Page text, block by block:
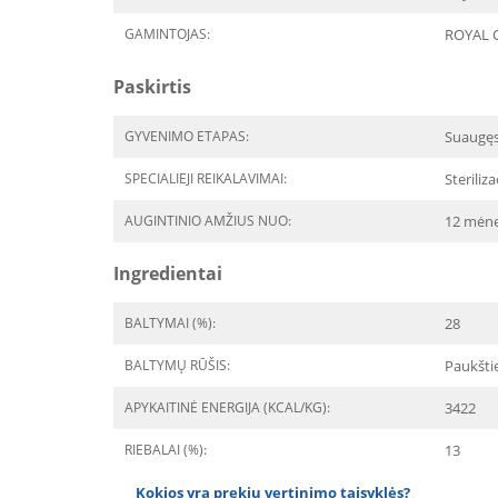
GAMINTOJAS: ROYAL
Paskirtis
GYVENIMO ETAPAS:
SPECIALIEJI REIKALAVIMAI:
AUGINTINIO AMŽIUS NUO: 12
Ingredientai
BALTYMAI (%): 28
BALTYMŲ RŪŠIS:
APYKAITINĖ ENERGIJA (KCAL/KG): 3422
RIEBALAI (%): 13
Kokios yra prekių vertinimo taisyklės?